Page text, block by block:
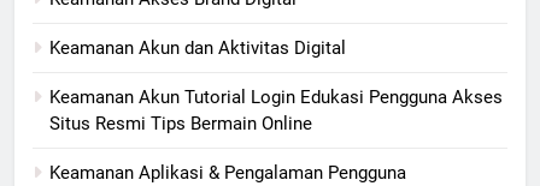
Keamanan Akun dan Aktivitas Digital
Keamanan Akun Tutorial Login Edukasi Pengguna Akses
Situs Resmi Tips Bermain Online
Keamanan Aplikasi & Pengalaman Pengguna